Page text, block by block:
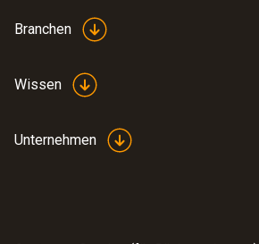
Branchen
Wissen
Unternehmen